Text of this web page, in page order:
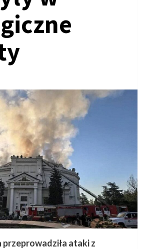
przeprowadziła ataki z